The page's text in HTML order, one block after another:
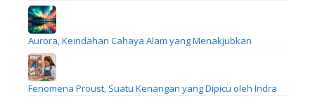
Aurora, Keindahan Cahaya Alam yang Menakjubkan
Fenomena Proust, Suatu Kenangan yang Dipicu oleh Indra